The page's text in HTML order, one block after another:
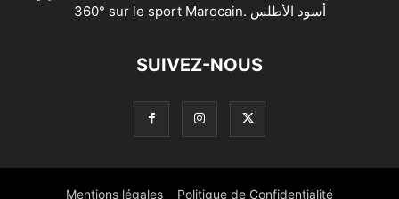
360° sur le sport Marocain. أسود الأطلس
SUIVEZ-NOUS
Mentions légales Politique de Confidentialité